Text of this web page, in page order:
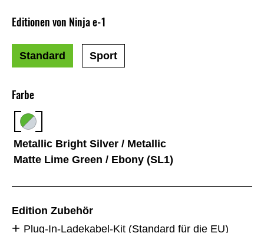
Farbe
Metallic Bright Silver / Metallic
Matte Lime Green / Ebony (SL1)
Editionen von Ninja e-1
Standard Sport
Edition Zubehör
Plug-In-Ladekabel-Kit (Standard für die EU)